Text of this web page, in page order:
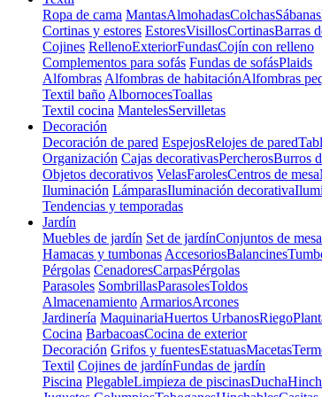
Ropa de cama MantasAlmohadasColchasSábanas
Cortinas y estores EstoresVisillosCortinasBarras
Cojines RellenoExteriorFundasCojín con relleno
Complementos para sofás Fundas de sofásPlaids
Alfombras Alfombras de habitaciónAlfombras
Textil baño AlbornocesToallas
Textil cocina MantelesServilletas
Decoración
Decoración de pared EspejosRelojes de pared
Organización Cajas decorativasPercherosBurros
Objetos decorativos VelasFarolesCentros de mesa
Iluminación LámparasIluminación decorativa
Tendencias y temporadas
Jardín
Muebles de jardín Set de jardínConjuntos de
Hamacas y tumbonas AccesoriosBalancines
Pérgolas CenadoresCarpasPérgolas
Parasoles SombrillasParasolesToldos
Almacenamiento ArmariosArcones
Jardinería MaquinariaHuertos UrbanosRiego
Cocina BarbacoasCocina de exterior
Decoración Grifos y fuentesEstatuasMacetas
Textil Cojines de jardínFundas de jardín
Piscina PlegableLimpieza de piscinasDucha